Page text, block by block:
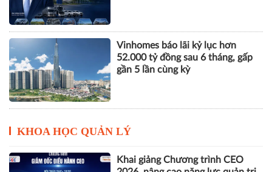
Vinhomes báo lãi kỷ lục hơn
52.000 tỷ đồng sau 6 tháng, gấp
gần 5 lần cùng kỳ
KHOA HỌC QUẢN LÝ
Khai giảng Chương trình CEO